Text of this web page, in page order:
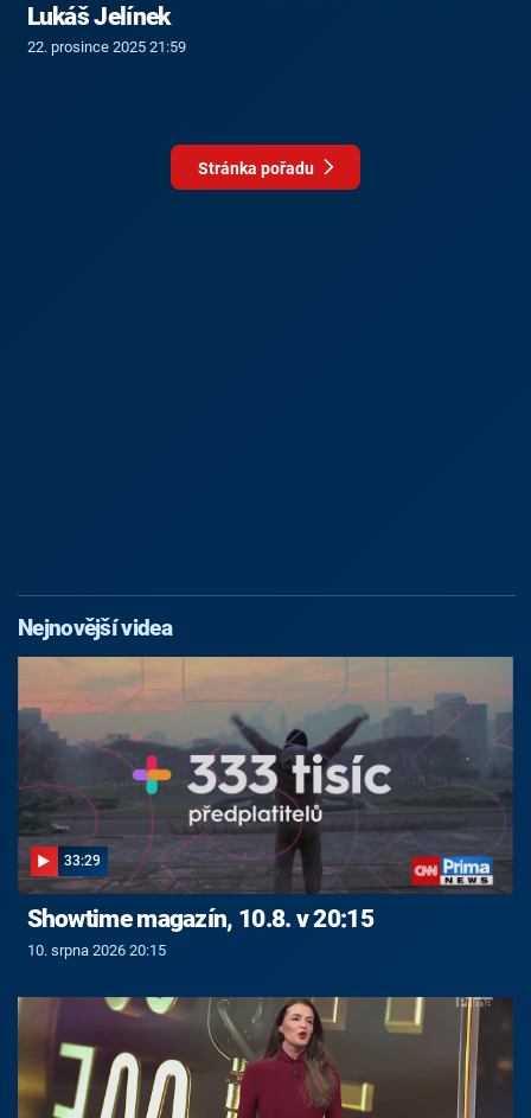
Lukáš Jelínek
22. prosince 2025 21:59
Stránka pořadu
Nejnovější videa
33:29
Showtime magazín, 10.8. v 20:15
10. srpna 2026 20:15